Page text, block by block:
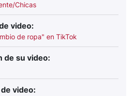
Chicas
video:
de ropa" en TikTok
de su video:
video: